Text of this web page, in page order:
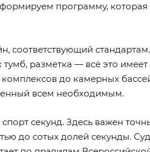
программу, которая
соответствующий
тумб, разметка — всё это
до камерных
всем необходимым.
секунд. Здесь важен
до сотых долей секунды.